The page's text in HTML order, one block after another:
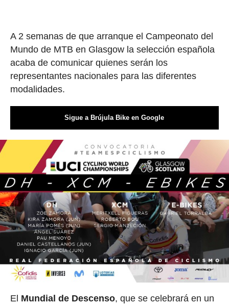
A 2 semanas de que arranque el Campeonato del
Mundo de MTB en Glasgow la selección española
acaba de comunicar quienes serán los
representantes nacionales para las diferentes
modalidades.
Sigue a Brújula Bike en Google
El Mundial de Descenso, que se celebrará en un